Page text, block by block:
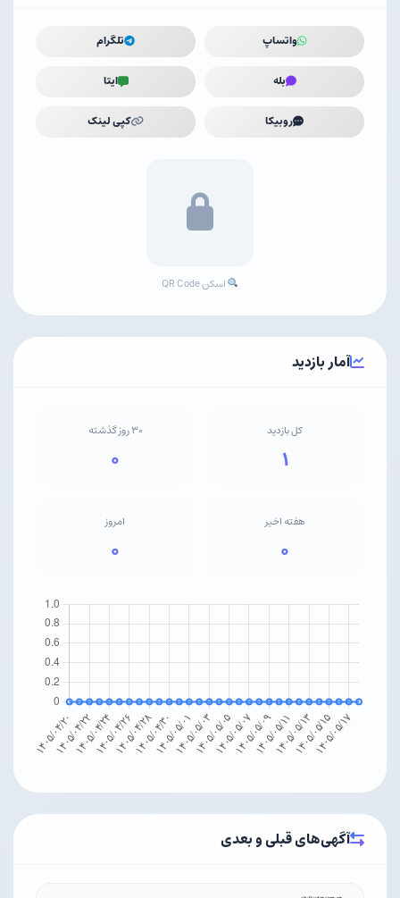
واتساپ تلگرام
بله ایتا
روبیکا کپی لینک
اسکن QR Code
آمار بازدید
کل بازدید
۱
۳۰ روز گذشته
۰
هفته اخیر
۰
امروز
۰
آگهی‌های قبلی و بعدی